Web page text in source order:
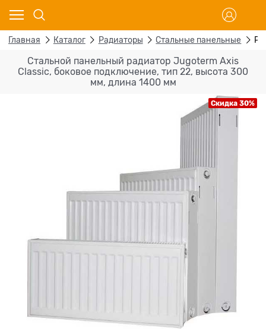
Главная Каталог Радиаторы Стальные панельные
Стальной панельный радиатор Jugoterm Axis
Classic, боковое подключение, тип 22, высота 300
мм, длина 1400 мм
Скидка 30%